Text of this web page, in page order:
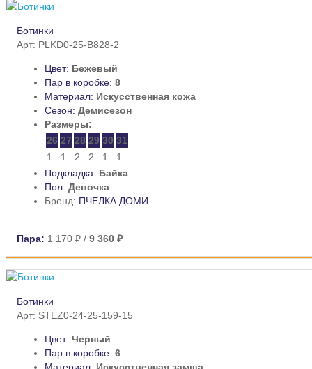
Ботинки
Арт: PLKD0-25-B828-2
Цвет: Бежевый
Пар в коробке: 8
Материал: Искусственная кожа
Сезон: Демисезон
Размеры:
26 27 28 29 30 31
1
1 2 2 1
1
Подкладка: Байка
Пол: Девочка
Бренд: ПЧЕЛКА ДОМИ
Пара: 1 170 ₽ / 9 360 ₽
Ботинки
Арт: STEZ0-24-25-159-15
Цвет: Черный
Пар в коробке: 6